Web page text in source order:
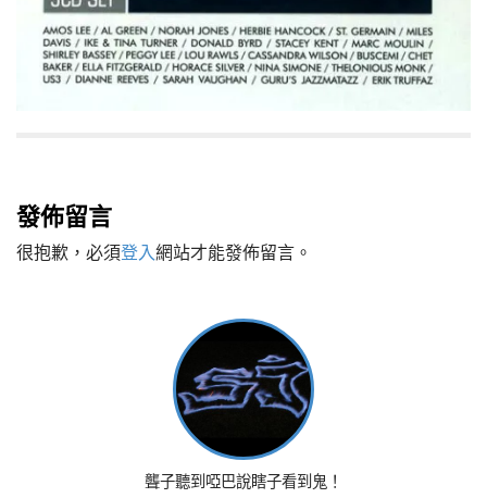
o
s
t
發佈留言
很抱歉，必須登入網站才能發佈留言。
聾子聽到啞巴說瞎子看到鬼！